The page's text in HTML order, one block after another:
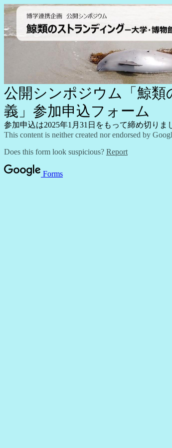
公開シンポジウム「鯨
義」参加申込フォーム
参加申込は2025年1月31日をもって締め切りま
This content is neither created nor endorsed by
Does this form look suspicious? Report
Forms